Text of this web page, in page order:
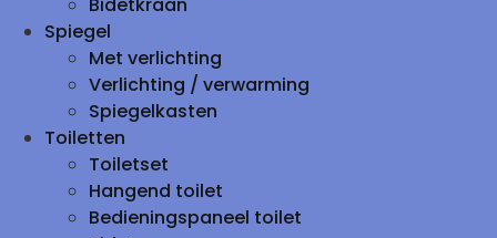
Spiegel
Met verlichting
Verlichting / verwarming
Spiegelkasten
Toiletten
Toiletset
Hangend toilet
Bedieningspaneel toilet